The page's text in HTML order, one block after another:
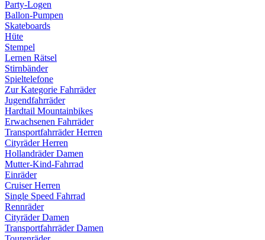
Party-Logen
Ballon-Pumpen
Skateboards
Hüte
Stempel
Lernen Rätsel
Stirnbänder
Spieltelefone
Zur Kategorie Fahrräder
Jugendfahrräder
Hardtail Mountainbikes
Erwachsenen Fahrräder
Transportfahrräder Herren
Cityräder Herren
Hollandräder Damen
Mutter-Kind-Fahrrad
Einräder
Cruiser Herren
Single Speed Fahrrad
Rennräder
Cityräder Damen
Transportfahrräder Damen